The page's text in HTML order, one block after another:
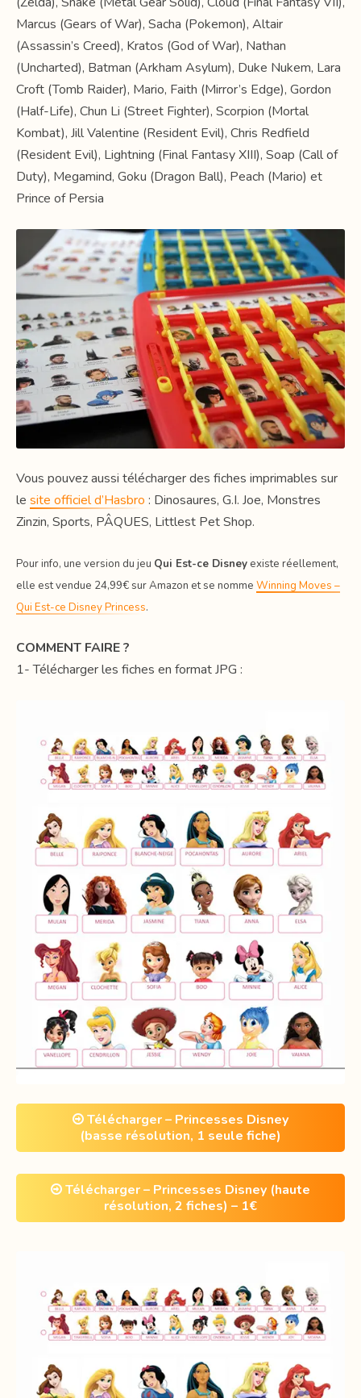
Marcus (Gears of War), Sacha (Pokemon), Altair
(Assassin’s Creed), Kratos (God of War), Nathan
(Uncharted), Batman (Arkham Asylum), Duke Nukem, Lara
Croft (Tomb Raider), Mario, Faith (Mirror’s Edge), Gordon
(Half-Life), Chun Li (Street Fighter), Scorpion (Mortal
Kombat), Jill Valentine (Resident Evil), Chris Redfield
(Resident Evil), Lightning (Final Fantasy XIII), Soap (Call of
Duty), Megamind, Goku (Dragon Ball), Peach (Mario) et
Prince of Persia
Vous pouvez aussi télécharger des fiches imprimables sur
le site officiel d’Hasbro : Dinosaures, G.I. Joe, Monstres
Zinzin, Sports, PÂQUES, Littlest Pet Shop.
Pour info, une version du jeu Qui Est-ce Disney existe réellement,
elle est vendue 24,99€ sur Amazon et se nomme Winning Moves –
Qui Est-ce Disney Princess.
COMMENT FAIRE ?
1- Télécharger les fiches en format JPG :
Télécharger – Princesses Disney
(basse résolution, 1 seule fiche)
Télécharger – Princesses Disney (haute
résolution, 2 fiches) – 1€